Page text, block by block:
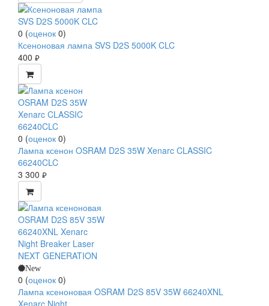
0 (оценок 0)
Ксеноновая лампа SVS D2S 5000K CLC
400 руб.
0 (оценок 0)
Лампа ксенон OSRAM D2S 35W Xenarc CLASSIC
66240CLC
3 300 руб.
New
0 (оценок 0)
Лампа ксеноновая OSRAM D2S 85V 35W 66240XNL
Xenarc Night ...